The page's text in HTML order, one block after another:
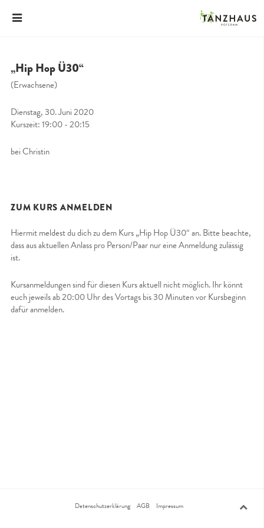
„Hip Hop Ü30“
(Erwachsene)
Dienstag, 30. Juni 2020
Kurszeit: 19:00 - 20:15
bei Christin
ZUM KURS ANMELDEN
Hiermit meldest du dich zu dem Kurs „Hip Hop Ü30“ an. Bitte beachte,
dass aus aktuellen Anlass pro Person/Paar nur eine Anmeldung zulässig
ist.
Kursanmeldungen sind für diesen Kurs aktuell nicht möglich. Ihr könnt
euch jeweils ab 20:00 Uhr des Vortags bis 30 Minuten vor Kursbeginn
dafür anmelden.
Datenschutzerklärung AGB Impressum